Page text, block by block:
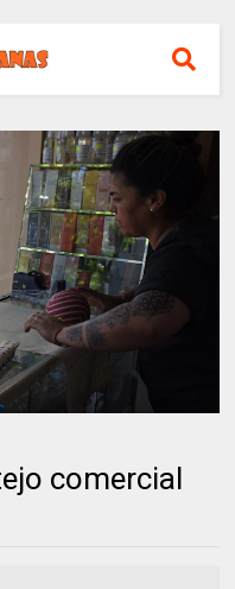
comercial